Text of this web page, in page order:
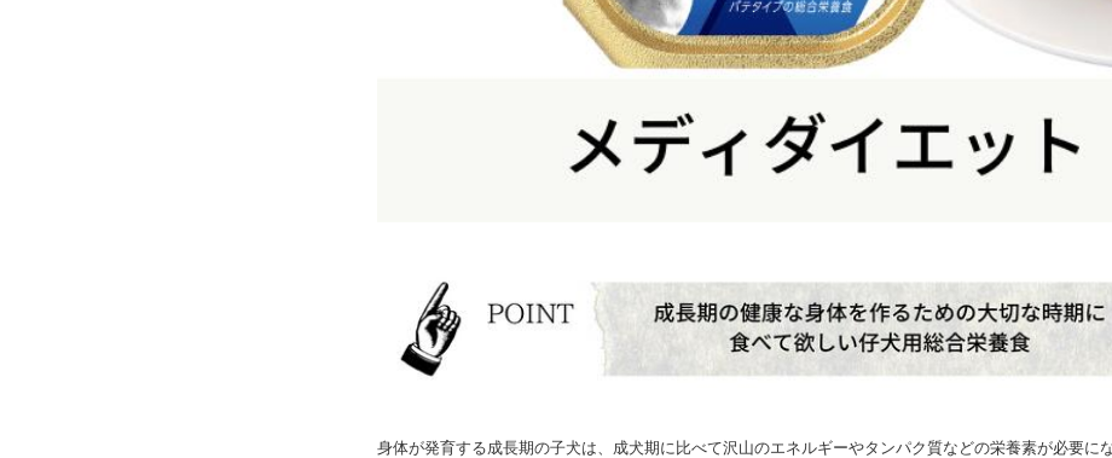
身体が発育する成長期の子犬は、成犬期に比べて沢山のエネルギーやタンパク質などの栄養素が必要に